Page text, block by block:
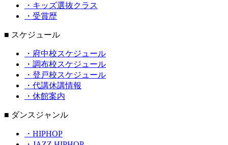
・キッズ選抜クラス
・受賞歴
■ スケジュール
・府中校スケジュール
・調布校スケジュール
・登戸校スケジュール
・代講休講情報
・休館案内
■ ダンスジャンル
・HIPHOP